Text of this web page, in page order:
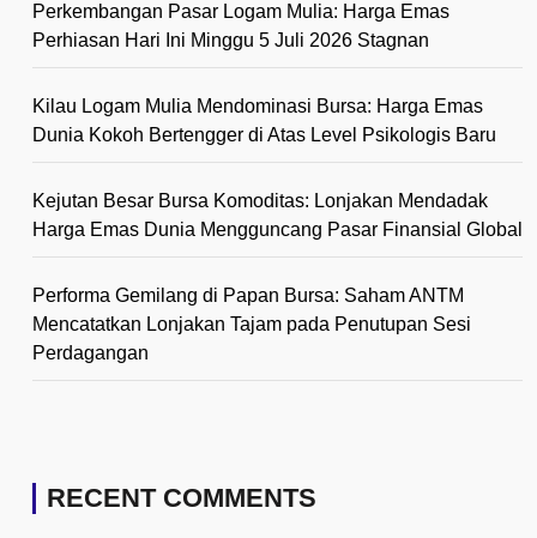
Perkembangan Pasar Logam Mulia: Harga Emas
Perhiasan Hari Ini Minggu 5 Juli 2026 Stagnan
Kilau Logam Mulia Mendominasi Bursa: Harga Emas
Dunia Kokoh Bertengger di Atas Level Psikologis Baru
Kejutan Besar Bursa Komoditas: Lonjakan Mendadak
Harga Emas Dunia Mengguncang Pasar Finansial Global
Performa Gemilang di Papan Bursa: Saham ANTM
Mencatatkan Lonjakan Tajam pada Penutupan Sesi
Perdagangan
RECENT COMMENTS